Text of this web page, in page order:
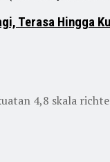
Terasa Hingga
4,8 skala